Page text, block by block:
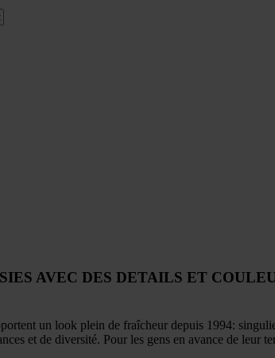
AVEC DES DETAILS ET
un look plein de fraîcheur depuis 1994:
et de diversité. Pour les gens en avance de leur